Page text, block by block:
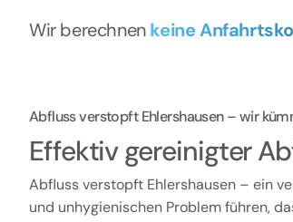
Wir berechnenkeine
Abfluss verstopft Ehlershausen – wir
Effektiv gereinigter
Abfluss verstopft Ehlershausen – ein
und unhygienischen Problem führen,